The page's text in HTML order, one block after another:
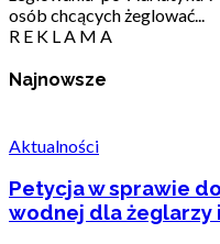
osób chcących żeglować...
R E K L A M A
Najnowsze
Aktualności
Petycja w sprawie
wodnej dla żeglarzy